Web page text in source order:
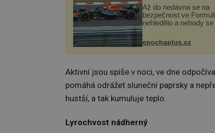
Až do nedávna se na
bezpečnost ve
nehledělo a nehody
kůži, často s trvalými
nebo bohužel i ztrátou
Dnes nepochopiteln...
epochaplus.cz
Aktivní jsou spíše v noci, ve dne
pomáhá odrážet sluneční paprsky a
hustší, a tak kumuluje teplo.
Lyrochvost nádherný